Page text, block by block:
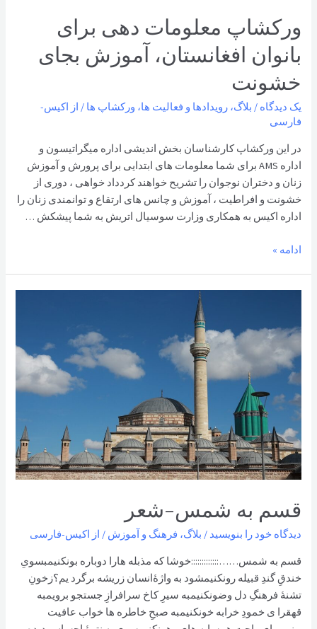
ورکشاپ معلومات دهی برای
بانوان افغانستان، آموزش بجای
خشونت
یک دیدگاه / بلاگ،رویدادها و فعالیت ها، ورکشاپ ها / از اکیس-
فارسی
در این ورکشاپ کارشناسان بخش اندیشی اداره میگراتیسون و
اداره AMS برای شما معلومات های ابتدایی برای پرورش و آموزش
زنان و دختران نوجوان را تشریح خواهند کردداد خواهی ، دوری از
خشونت و افراطیت ، آموزش و چانس های ارتقاع و توانمندی زنان را
اداره اکیس به همکاری وزارت سوسیال اتریش به شما پیشکش …
ورکشاپ
افغانستان،
آموزش
بجای
خشونت
ادامه »
قسم به شمس-شعر
دیدگاه‌ خود را بنویسید / بلاگ، فرهنگ و آموزش / از اکیس-فارسی
قسم به شمس……:::::::::::::خوشا که مذبله هارا دوباره بونکنیمبسویِ
خندقِ گندِ قبیله رونکنیمشود به واژۀانسان زریشه برگرد یم؟زخونِ
تشنۀ فرهنگِ دل وضونکنیمبه سیرِ کاخ سرافرازِ جستجو برویمبه
قهقرا ی خمودِ خرابه خونکنیمبه صبحِ خاطره ها خواب عافیت